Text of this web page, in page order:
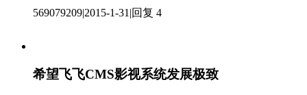
569079209|2015-1-31 |回复 4
希望飞飞CMS影视系统发展极致